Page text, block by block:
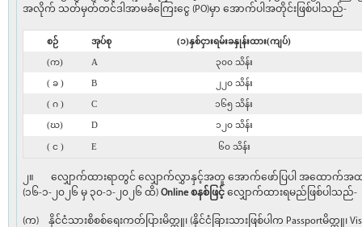
အလိုက် သတ်မှတ်တင်ဒါအာမခံကြေးငွေ (PO)မှာ အောက်ပါအတိုင်းဖြစ်ပါသည်-
စဉ် အုပ်စု (၁)နှစ်ငှားရမ်းခနှုန်းထား(ကျပ်)
(က) A ၃၀၀ သိန်း
( ခ ) B ၂၂၀ သိန်း
( ဂ ) C ၁၆၅ သိန်း
(ဃ) D ၁၂၀ သိန်း
( င ) E ၆၀ သိန်း
၂။ လျှောက်ထားရာတွင် လျှောက်လွှာနှင့်အတူ အောက်ဖော်ပြပါ အထောက်အထားမ
(၁၆-၁-၂၀၂၆ မှ ၃၀-၁-၂၀၂၆ ထိ)Online စနစ်ဖြင့် လျှောက်ထားရမည်ဖြစ်ပါသည်-
(က) နိုင်ငံသားစိစစ်ရေးကတ်ပြားမိတ္တူ၊ (နိုင်ငံခြားသားဖြစ်ပါက Passportမိတ္